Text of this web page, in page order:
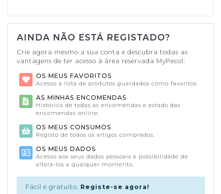
AINDA NÃO ESTÁ REGISTADO?
Crie agora mesmo a sua conta e descubra todas as
vantagens de ter acesso à área reservada MyPecol:
OS MEUS FAVORITOS
Acesso à lista de produtos guardados como favoritos.
AS MINHAS ENCOMENDAS
Histórico de todas as encomendas e estado das
encomendas online.
OS MEUS CONSUMOS
Registo de todos os artigos comprados.
OS MEUS DADOS
Acesso aos seus dados pessoais e possibilidade de
alterá-los a qualquer momento.
Fácil e gratuito. Registe-se agora!